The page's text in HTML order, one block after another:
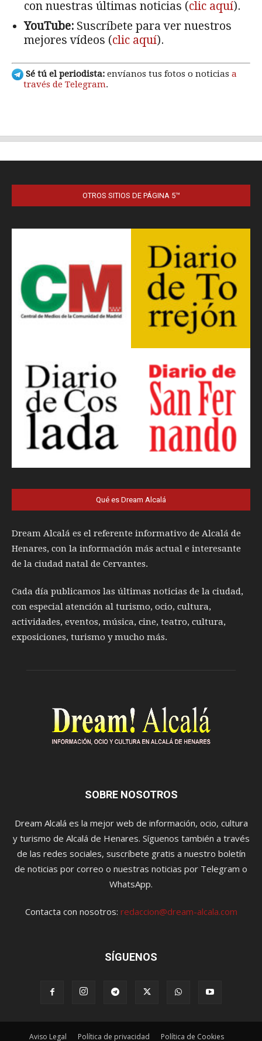
OTROS SITIOS DE PÁGINA 5™
Qué es Dream Alcalá
Dream Alcalá es el referente informativo de Alcalá de
Henares, con la información más actual e interesante
de la ciudad natal de Cervantes.
Cada día publicamos las últimas noticias de la ciudad,
con especial atención al turismo, ocio, cultura,
actividades, eventos, música, cine, teatro, cultura,
exposiciones, turismo y mucho más.
SOBRE NOSOTROS
Dream Alcalá es la mejor web de información, ocio, cultura
y turismo de Alcalá de Henares. Síguenos también a través
de las redes sociales, suscríbete gratis a nuestro boletín
de noticias por correo o nuestras noticias por Telegram o
WhatsApp.
Contacta con nosotros: redaccion@dream-alcala.com
SÍGUENOS
Aviso Legal Política de privacidad Política de Cookies